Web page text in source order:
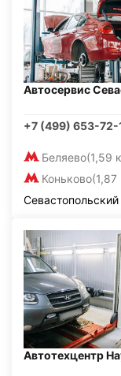
Автосервис
+7 (499) 653-72-
Беляево(1,59
Коньково
Автотехцентр